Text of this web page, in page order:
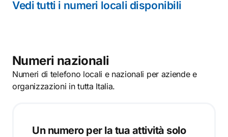
Vedi tutti i numeri locali disponibili
Numeri nazionali
Numeri di telefono locali e nazionali per aziende e
organizzazioni in tutta Italia.
Un numero per la tua attività solo